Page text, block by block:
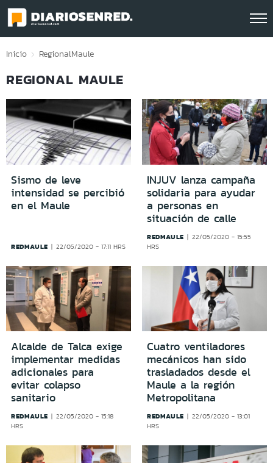
Click acá para ir directamente al contenido
Inicio RegionalMaule
REGIONAL MAULE
Sismo de leve
intensidad se percibió
en el Maule
REDMAULE 22/05/2020 - 17:11 HRS
INJUV lanza campaña
solidaria para ayudar
a personas en
situación de calle
REDMAULE
22/05/2020 - 15:55
HRS
Alcalde de Talca exige
implementar medidas
adicionales para
evitar colapso
sanitario
REDMAULE
22/05/2020 - 15:18
HRS
Cuatro ventiladores
mecánicos han sido
trasladados desde el
Maule a la región
Metropolitana
REDMAULE
22/05/2020 - 13:01
HRS